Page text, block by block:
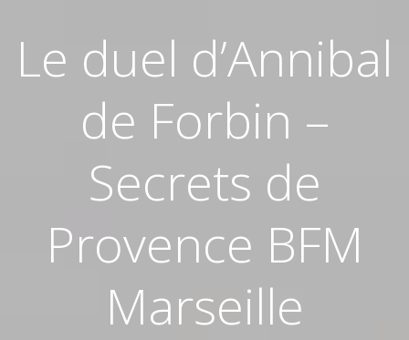
Le duel d’Annibal
de Forbin –
Secrets de
Provence BFM
Marseille